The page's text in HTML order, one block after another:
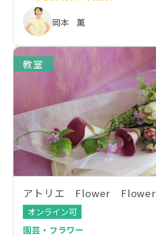
岡本 薫
教室
アトリエ Flower Flower
オンライン可
園芸・フラワー